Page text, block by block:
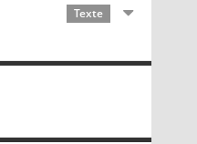
Texte